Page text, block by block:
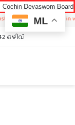
Board LD
available job in
ഒഴിവ്
ML